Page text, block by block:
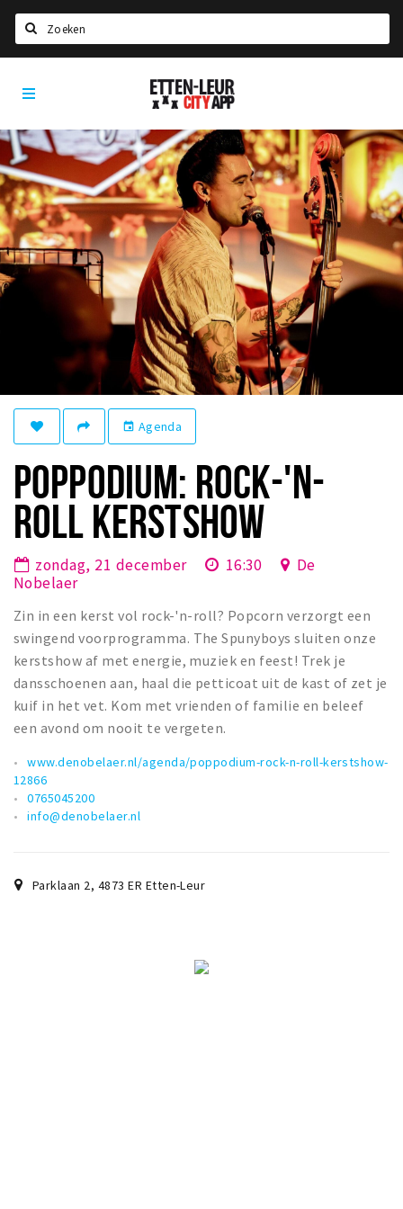
Home
Agenda
Deals
Party pics
Nieuws, interviews & blogs
Eten
Drinken
Recreatief
Winkels
Winkelgebieden
Bezienswaardigheden
Musea, theaters & podia
Uitjes & activiteiten
Toeristische routes
Natuurgebieden
Baroniepoorten
Sport
Andere City Apps
Inloggen
Etten-
Leur
App
event Agenda
POPPODIUM: ROCK-'N-
ROLL KERSTSHOW
zondag, 21 december 16:30
De
Nobelaer
Zin in een kerst vol rock-'n-roll? Popcorn verzorgt een
swingend voorprogramma. The Spunyboys sluiten onze
kerstshow af met energie, muziek en feest! Trek je
dansschoenen aan, haal die petticoat uit de kast of zet je
kuif in het vet. Kom met vrienden of familie en beleef
een avond om nooit te vergeten.
www.denobelaer.nl/agenda/poppodium-rock-n-roll-kerstshow-
12866
0765045200
info@denobelaer.nl
Parklaan 2, 4873 ER Etten-Leur